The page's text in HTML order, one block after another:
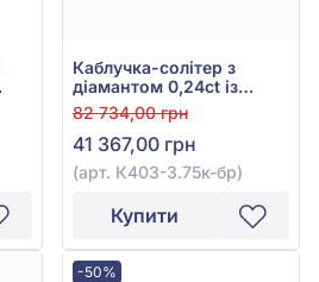
Каблучка-солітер з
діамантом 0,24ct із
червоного золота 585°,
арт. К403-3.75к-бр
82 734,00 грн
41 367,00 грн
(арт. К403-3.75к-бр)
Купити
-50%